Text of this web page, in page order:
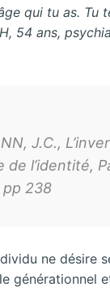
qui tu as. Tu
54 ans,
J.C.,
de l’identité,
pp 238
ne désire
générationnel